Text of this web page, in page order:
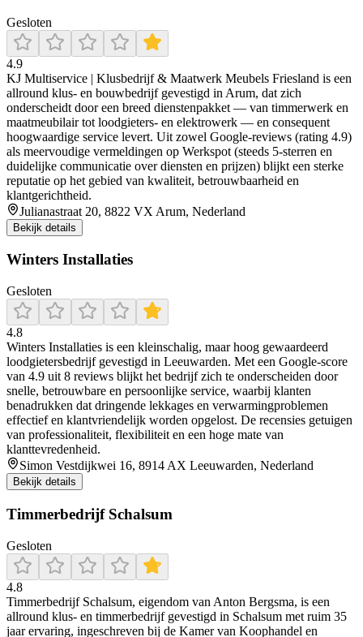
Gesloten
4.9
KJ Multiservice | Klusbedrijf & Maatwerk Meubels Friesland is een
allround klus- en bouwbedrijf gevestigd in Arum, dat zich
onderscheidt door een breed dienstenpakket — van timmerwerk en
maatmeubilair tot loodgieters- en elektrowerk — en consequent
hoogwaardige service levert. Uit zowel Google‑reviews (rating 4.9)
als meervoudige vermeldingen op Werkspot (steeds 5‑sterren en
duidelijke communicatie over diensten en prijzen) blijkt een sterke
reputatie op het gebied van kwaliteit, betrouwbaarheid en
klantgerichtheid.
Julianastraat 20, 8822 VX Arum, Nederland
Bekijk details
Winters Installaties
Gesloten
4.8
Winters Installaties is een kleinschalig, maar hoog gewaardeerd
loodgietersbedrijf gevestigd in Leeuwarden. Met een Google-score
van 4.9 uit 8 reviews blijkt het bedrijf zich te onderscheiden door
snelle, betrouwbare en persoonlijke service, waarbij klanten
benadrukken dat dringende lekkages en verwarmingproblemen
effectief en klantvriendelijk worden opgelost. De recensies getuigen
van professionaliteit, flexibiliteit en een hoge mate van
klanttevredenheid.
Simon Vestdijkwei 16, 8914 AX Leeuwarden, Nederland
Bekijk details
Timmerbedrijf Schalsum
Gesloten
4.8
Timmerbedrijf Schalsum, eigendom van Anton Bergsma, is een
allround klus- en timmerbedrijf gevestigd in Schalsum met ruim 35
jaar ervaring, ingeschreven bij de Kamer van Koophandel en